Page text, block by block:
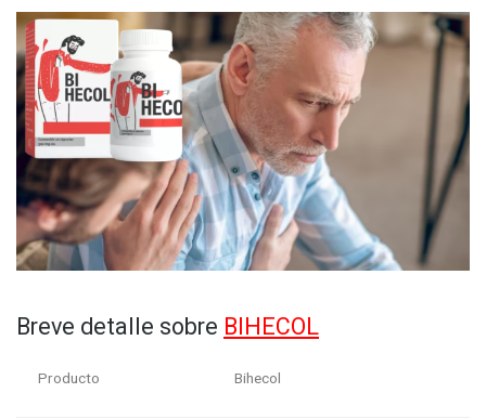
Breve detalle sobre BIHECOL
Producto Bihecol